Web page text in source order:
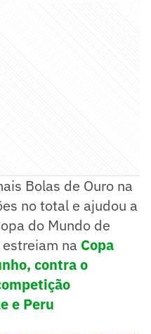
Bolas de Ouro na
no total e ajudou a
do Mundo de
na Copa
contra o
e Peru